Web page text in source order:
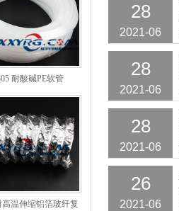
耐酸碱PE软管
高温伸缩铝箔玻纤复
28
2021-06
28
2021-06
28
2021-06
26
2021-06